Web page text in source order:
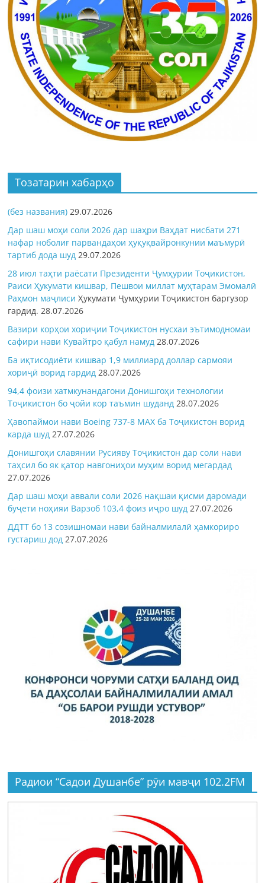
Тозатарин хабарҳо
(без названия) 29.07.2026
Дар шаш моҳи соли 2026 дар шаҳри Ваҳдат нисбати 271
нафар ноболиғ парвандаҳои ҳуқуқвайронкунии маъмурӣ
тартиб дода шуд 29.07.2026
28 июл таҳти раёсати Президенти Ҷумҳурии Тоҷикистон,
Раиси Ҳукумати кишвар, Пешвои миллат муҳтарам Эмомалӣ
Раҳмон маҷлисиҲукумати Ҷумҳурии Тоҷикистон баргузор
гардид.28.07.2026
Вазири корҳои хориҷии Тоҷикистон нусхаи эътимодномаи
сафири нави Кувайтро қабул намуд 28.07.2026
Ба иқтисодиёти кишвар 1,9 миллиард доллар сармояи
хориҷӣ ворид гардид 28.07.2026
94,4 фоизи хатмкунандагони Донишгоҳи технологии
Тоҷикистон бо ҷойи кор таъмин шуданд 28.07.2026
Ҳавопаймои нави Boeing 737-8 MAX ба Тоҷикистон ворид
карда шуд 27.07.2026
Донишгоҳи славянии Русияву Тоҷикистон дар соли нави
таҳсил бо як қатор навгониҳои муҳим ворид мегардад
27.07.2026
Дар шаш моҳи аввали соли 2026 нақшаи қисми даромади
буҷети ноҳияи Варзоб 103,4 фоиз иҷро шуд 27.07.2026
ДДТТ бо 13 созишномаи нави байналмилалӣ ҳамкориро
густариш дод 27.07.2026
Радиои “Садои Душанбе” рӯи мавҷи 102.2FM